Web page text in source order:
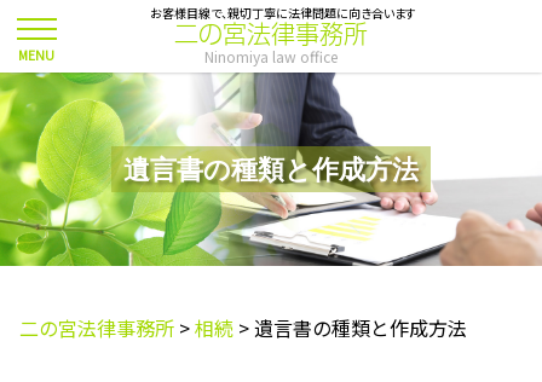
遺言書の種類と作成方法
お客様目線で、親切丁寧に法律問題に向き合います
二の宮法律事務所
Ninomiya law office
二の宮法律事務所 >相続 >遺言書の種類と作成方法